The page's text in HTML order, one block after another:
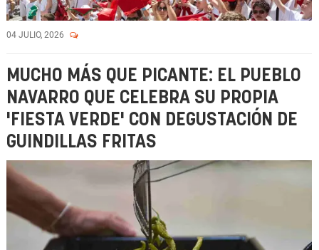
04 JULIO, 2026
MUCHO MÁS QUE PICANTE: EL PUEBLO
NAVARRO QUE CELEBRA SU PROPIA
'FIESTA VERDE' CON DEGUSTACIÓN DE
GUINDILLAS FRITAS